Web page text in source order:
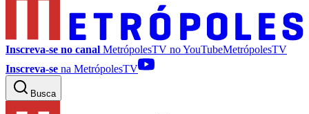
Inscreva-se no canal MetrópolesTV noYouTubeMetrópolesTV
Inscreva-se na MetrópolesTV
Busca